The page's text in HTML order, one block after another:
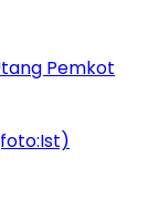
Pemkot